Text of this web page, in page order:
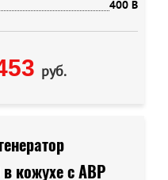
400 В
руб.
кожухе с АВР